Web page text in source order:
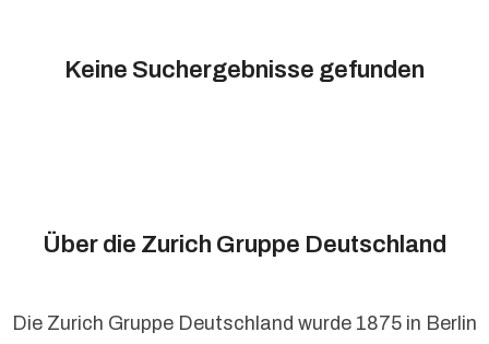
Keine Suchergebnisse gefunden
Über die Zurich Gruppe Deutschland
Die Zurich Gruppe Deutschland wurde 1875 in Berlin